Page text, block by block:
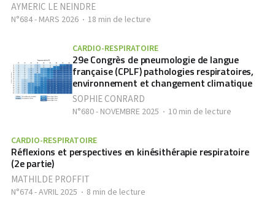
AYMERIC LE NEINDRE
N°684 - MARS 2026 18 min de lecture
CARDIO-RESPIRATOIRE
29e Congrès de pneumologie de langue
française (CPLF) pathologies respiratoires,
environnement et changement climatique
SOPHIE CONRARD
N°680 - NOVEMBRE 2025 10 min de lecture
CARDIO-RESPIRATOIRE
Réflexions et perspectives en kinésithérapie respiratoire
(2e partie)
MATHILDE PROFFIT
N°674 - AVRIL 2025 8 min de lecture